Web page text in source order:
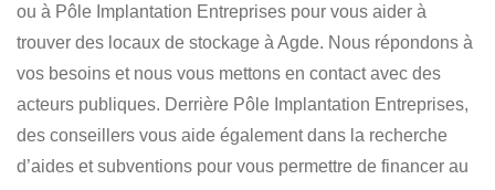
ou à Pôle Implantation Entreprises pour vous aider à
trouver des locaux de stockage à Agde. Nous répondons à
vos besoins et nous vous mettons en contact avec des
acteurs publiques. Derrière Pôle Implantation Entreprises,
des conseillers vous aide également dans la recherche
d’aides et subventions pour vous permettre de financer au